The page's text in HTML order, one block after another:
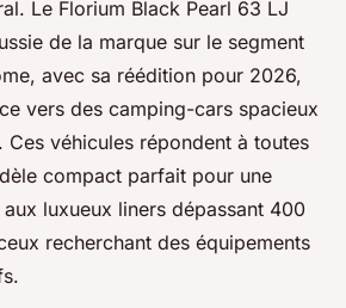
Le Florium Black Pearl 63 LJ
de la marque sur le segment
avec sa réédition pour 2026,
vers des camping-cars spacieux
Ces véhicules répondent à toutes
compact parfait pour une
luxueux liners dépassant 400
recherchant des équipements